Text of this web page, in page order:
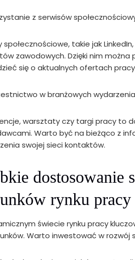
z serwisów
społecznościowe, takie jak
zawodowych. Dzięki nim
się o aktualnych ofertach
w branżowych
warsztaty czy targi pracy to
Warto być na bieżąco z
swojej sieci kontaktów.
dostosowanie
rynku pracy
świecie rynku pracy
Warto inwestować w